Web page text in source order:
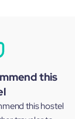
this
this hostel